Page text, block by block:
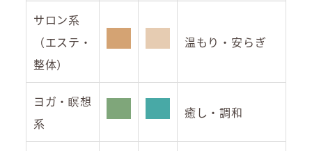
サロン系
（エステ・
整体）
温もり・安らぎ
ヨガ・瞑想
系
癒し・調和